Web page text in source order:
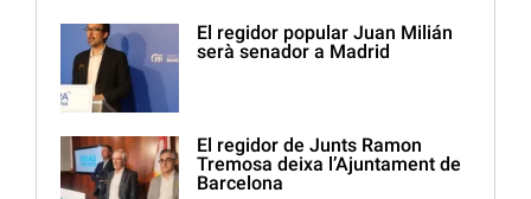
El regidor popular Juan Milián
serà senador a Madrid
El regidor de Junts Ramon
Tremosa deixa l’Ajuntament de
Barcelona